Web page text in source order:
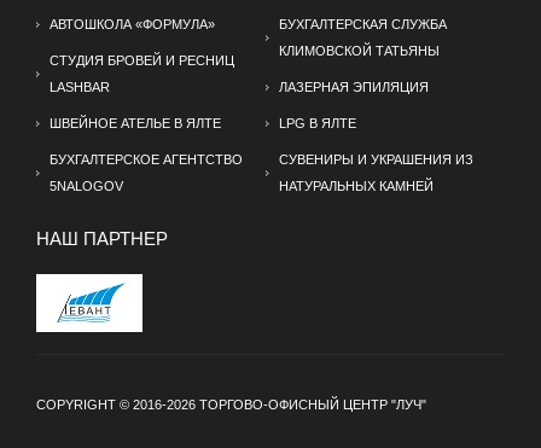
АВТОШКОЛА «ФОРМУЛА»
СТУДИЯ БРОВЕЙ И РЕСНИЦ
LASHBAR
ШВЕЙНОЕ АТЕЛЬЕ В ЯЛТЕ
БУХГАЛТЕРСКОЕ АГЕНТСТВО
5NALOGOV
БУХГАЛТЕРСКАЯ СЛУЖБА
КЛИМОВСКОЙ ТАТЬЯНЫ
ЛАЗЕРНАЯ ЭПИЛЯЦИЯ
LPG В ЯЛТЕ
СУВЕНИРЫ И УКРАШЕНИЯ ИЗ
НАТУРАЛЬНЫХ КАМНЕЙ
НАШ ПАРТНЕР
COPYRIGHT © 2016-2026 ТОРГОВО-ОФИСНЫЙ ЦЕНТР "ЛУЧ"